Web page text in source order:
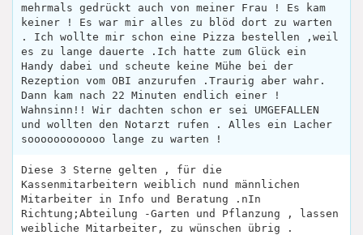
mehrmals gedrückt auch von meiner Frau ! Es kam
keiner ! Es war mir alles zu blöd dort zu warten
. Ich wollte mir schon eine Pizza bestellen ,weil
es zu lange dauerte .Ich hatte zum Glück ein
Handy dabei und scheute keine Mühe bei der
Rezeption vom OBI anzurufen .Traurig aber wahr.
Dann kam nach 22 Minuten endlich einer !
Wahnsinn!! Wir dachten schon er sei UMGEFALLEN
und wollten den Notarzt rufen . Alles ein Lacher
soooooooooooo lange zu warten !
Diese 3 Sterne gelten , für die
Kassenmitarbeitern weiblich nund männlichen
Mitarbeiter in Info und Beratung .nIn
Richtung;Abteilung -Garten und Pflanzung , lassen
weibliche Mitarbeiter, zu wünschen übrig .